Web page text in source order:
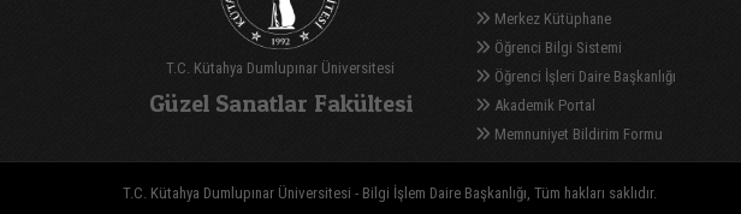
T.C. Kütahya Dumlupınar Üniversitesi
Güzel Sanatlar Fakültesi
Merkez Kütüphane
Öğrenci Bilgi Sistemi
Öğrenci İşleri Daire Başkanlığı
Akademik Portal
Memnuniyet Bildirim Formu
T.C. Kütahya Dumlupınar Üniversitesi - Bilgi İşlem Daire Başkanlığı, Tüm hakları saklıdır.